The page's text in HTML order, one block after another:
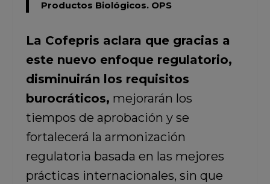
Productos Biológicos.OPS
La Cofepris aclara que gracias a
este nuevo enfoque regulatorio,
disminuirán los requisitos
burocráticos, mejorarán los
tiempos de aprobación y se
fortalecerá la armonización
regulatoria basada en las mejores
prácticas internacionales, sin que